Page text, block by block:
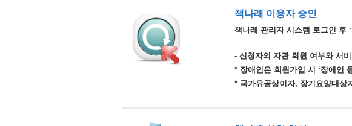
책나래 이용자 승인
책나래 관리자 시스템 로그인 후 ‘
- 신청자의 자관 회원 여부와 서
* 장애인은 회원가입 시 ‘장애인
* 국가유공상이자, 장기요양대상